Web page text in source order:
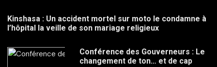
Kinshasa : Un accident mortel sur moto le condamne à
l’hôpital la veille de son mariage religieux
Conférence des Gouverneurs : Le
changement de ton… et de cap